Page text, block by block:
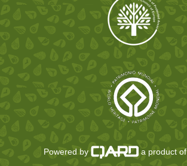
Powered by a product of